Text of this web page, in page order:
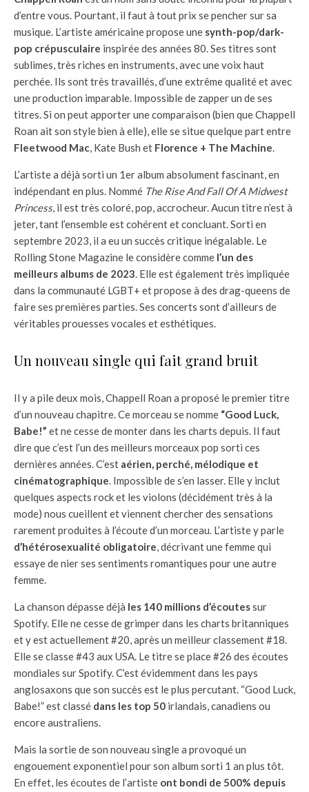
d’entre vous. Pourtant, il faut à tout prix se pencher sur sa
musique. L’artiste américaine propose une synth-pop/dark-
pop crépusculaire inspirée des années 80. Ses titres sont
sublimes, très riches en instruments, avec une voix haut
perchée. Ils sont très travaillés, d’une extrême qualité et avec
une production imparable. Impossible de zapper un de ses
titres. Si on peut apporter une comparaison (bien que Chappell
Roan ait son style bien à elle), elle se situe quelque part entre
Fleetwood Mac, Kate Bush et Florence + The Machine.
L’artiste a déjà sorti un 1er album absolument fascinant, en
indépendant en plus. Nommé The Rise And Fall Of A Midwest
Princess, il est très coloré, pop, accrocheur. Aucun titre n’est à
jeter, tant l’ensemble est cohérent et concluant. Sorti en
septembre 2023, il a eu un succès critique inégalable. Le
Rolling Stone Magazine le considère comme l’un des
meilleurs albums de 2023. Elle est également très impliquée
dans la communauté LGBT+ et propose à des drag-queens de
faire ses premières parties. Ses concerts sont d’ailleurs de
véritables prouesses vocales et esthétiques.
Un nouveau single qui fait grand bruit
Il y a pile deux mois, Chappell Roan a proposé le premier titre
d’un nouveau chapitre. Ce morceau se nomme “Good Luck,
Babe!” et ne cesse de monter dans les charts depuis. Il faut
dire que c’est l’un des meilleurs morceaux pop sorti ces
dernières années. C’est aérien, perché, mélodique et
cinématographique. Impossible de s’en lasser. Elle y inclut
quelques aspects rock et les violons (décidément très à la
mode) nous cueillent et viennent chercher des sensations
rarement produites à l’écoute d’un morceau. L’artiste y parle
d’hétérosexualité obligatoire, décrivant une femme qui
essaye de nier ses sentiments romantiques pour une autre
femme.
La chanson dépasse déjà les 140 millions d’écoutessur
Spotify. Elle ne cesse de grimper dans les charts britanniques
et y est actuellement #20, après un meilleur classement #18.
Elle se classe #43 aux USA. Le titre se place #26 des écoutes
mondiales sur Spotify. C’est évidemment dans les pays
anglosaxons que son succès est le plus percutant. “Good Luck,
Babe!” est classé dans les top 50 irlandais, canadiens ou
encore australiens.
Mais la sortie de son nouveau single a provoqué un
engouement exponentiel pour son album sorti 1 an plus tôt.
En effet, les écoutes de l’artiste ont bondi de 500% depuis